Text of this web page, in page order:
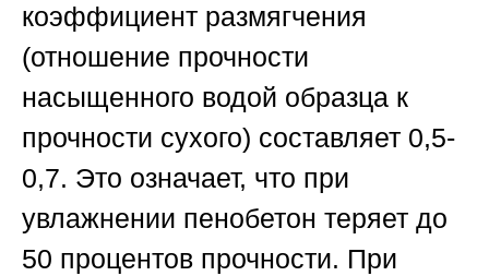
коэффициент размягчения
(отношение прочности
насыщенного водой образца к
прочности сухого) составляет 0,5-
0,7. Это означает, что при
увлажнении пенобетон теряет до
50 процентов прочности. При